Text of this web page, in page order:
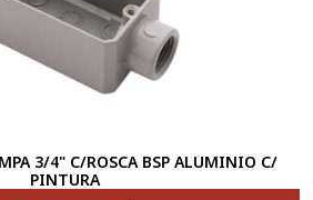
3/4" C/ROSCA BSP ALUMINIO C/
PINTURA